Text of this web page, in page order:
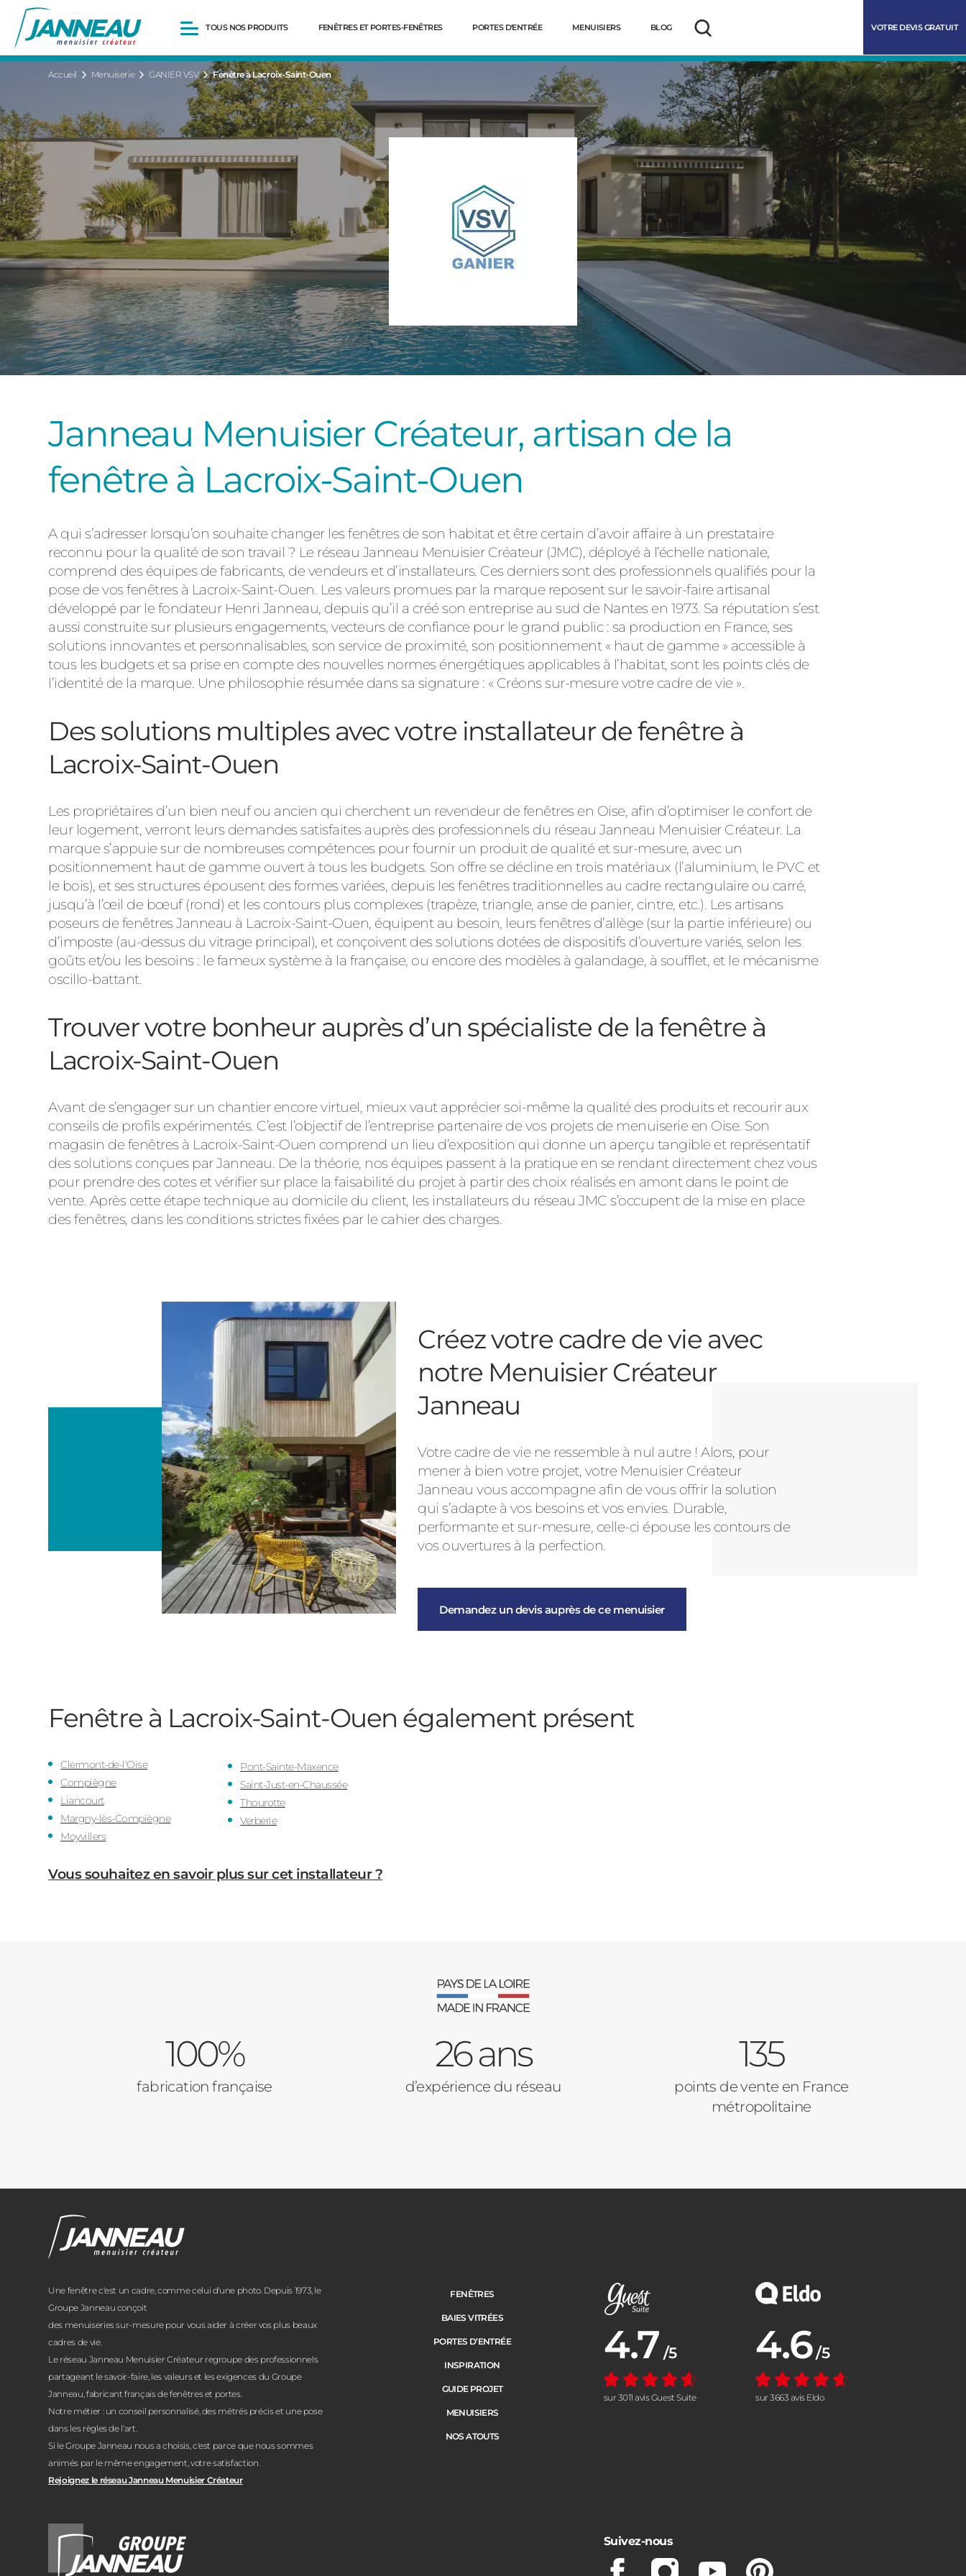
TOUS NOS PRODUITS
Portes d’entrée
Démarrer
Volets roulants
Portails et portillons
Carports
Clôtures
FENÊTRES ET PORTES-FENÊTRES PORTES D'ENTRÉE MENUISIERS BLOG
Rechercher
VOTRE DEVIS GRATUIT
Accueil Menuiserie GANIER VSV Fenêtre à Lacroix-Saint-Ouen
Janneau Menuisier Créateur, artisan de la
fenêtre à Lacroix-Saint-Ouen
A qui s’adresser lorsqu’on souhaite changer les fenêtres de son habitat et être certain d’avoir affaire à un prestataire
reconnu pour la qualité de son travail ? Le réseau Janneau Menuisier Créateur (JMC), déployé à l’échelle nationale,
comprend des équipes de fabricants, de vendeurs et d’installateurs. Ces derniers sont des professionnels qualifiés pour la
pose de vos fenêtres à Lacroix-Saint-Ouen. Les valeurs promues par la marque reposent sur le savoir-faire artisanal
développé par le fondateur Henri Janneau, depuis qu’il a créé son entreprise au sud de Nantes en 1973. Sa réputation s’est
aussi construite sur plusieurs engagements, vecteurs de confiance pour le grand public : sa production en France, ses
solutions innovantes et personnalisables, son service de proximité, son positionnement « haut de gamme » accessible à
tous les budgets et sa prise en compte des nouvelles normes énergétiques applicables à l’habitat, sont les points clés de
l’identité de la marque. Une philosophie résumée dans sa signature : « Créons sur-mesure votre cadre de vie ».
Des solutions multiples avec votre installateur de fenêtre à
Lacroix-Saint-Ouen
Les propriétaires d’un bien neuf ou ancien qui cherchent un revendeur de fenêtres en Oise, afin d’optimiser le confort de
leur logement, verront leurs demandes satisfaites auprès des professionnels du réseau Janneau Menuisier Créateur. La
marque s’appuie sur de nombreuses compétences pour fournir un produit de qualité et sur-mesure, avec un
positionnement haut de gamme ouvert à tous les budgets. Son offre se décline en trois matériaux (l’aluminium, le PVC et
le bois), et ses structures épousent des formes variées, depuis les fenêtres traditionnelles au cadre rectangulaire ou carré,
jusqu’à l’œil de bœuf (rond) et les contours plus complexes (trapèze, triangle, anse de panier, cintre, etc.). Les artisans
poseurs de fenêtres Janneau à Lacroix-Saint-Ouen, équipent au besoin, leurs fenêtres d’allège (sur la partie inférieure) ou
d’imposte (au-dessus du vitrage principal), et conçoivent des solutions dotées de dispositifs d’ouverture variés, selon les
goûts et/ou les besoins : le fameux système à la française, ou encore des modèles à galandage, à soufflet, et le mécanisme
oscillo-battant.
Trouver votre bonheur auprès d’un spécialiste de la fenêtre à
Lacroix-Saint-Ouen
Avant de s’engager sur un chantier encore virtuel, mieux vaut apprécier soi-même la qualité des produits et recourir aux
conseils de profils expérimentés. C’est l’objectif de l’entreprise partenaire de vos projets de menuiserie en Oise. Son
magasin de fenêtres à Lacroix-Saint-Ouen comprend un lieu d’exposition qui donne un aperçu tangible et représentatif
des solutions conçues par Janneau. De la théorie, nos équipes passent à la pratique en se rendant directement chez vous
pour prendre des cotes et vérifier sur place la faisabilité du projet à partir des choix réalisés en amont dans le point de
vente. Après cette étape technique au domicile du client, les installateurs du réseau JMC s’occupent de la mise en place
des fenêtres, dans les conditions strictes fixées par le cahier des charges.
Créez votre cadre de vie avec
notre Menuisier Créateur
Janneau
Votre cadre de vie ne ressemble à nul autre ! Alors, pour
mener à bien votre projet, votre Menuisier Créateur
Janneau vous accompagne afin de vous offrir la solution
qui s’adapte à vos besoins et vos envies. Durable,
performante et sur-mesure, celle-ci épouse les contours de
vos ouvertures à la perfection.
Demandez un devis auprès de ce menuisier
Fenêtre à Lacroix-Saint-Ouen également présent
Clermont-de-l'Oise
Compiègne
Liancourt
Margny-lès-Compiègne
Moyvillers
Pont-Sainte-Maxence
Saint-Just-en-Chaussée
Thourotte
Verberie
Vous souhaitez en savoir plus sur cet installateur ?
100%
fabrication française
26 ans
d’expérience du réseau
135
points de vente en France
métropolitaine
Une fenêtre c'est un cadre, comme celui d'une photo. Depuis 1973, le
Groupe Janneau conçoit
des menuiseries sur-mesure pour vous aider à créer vos plus beaux
cadres de vie.
Le réseau Janneau Menuisier Créateur regroupe des professionnels
partageant le savoir-faire, les valeurs et les exigences du Groupe
Janneau, fabricant français de fenêtres et portes.
Notre métier : un conseil personnalisé, des métrés précis et une pose
dans les règles de l'art.
Si le Groupe Janneau nous a choisis, c'est parce que nous sommes
animés par le même engagement, votre satisfaction.
Rejoignez le réseau Janneau Menuisier Créateur
FENÊTRES
BAIES VITRÉES
PORTES D’ENTRÉE
INSPIRATION
GUIDE PROJET
MENUISIERS
NOS ATOUTS
Note moyenne :
4.7 /5
sur 3011 avis Guest Suite
Note moyenne :
4.6 /5
sur 3663 avis Eldo
Suivez-nous